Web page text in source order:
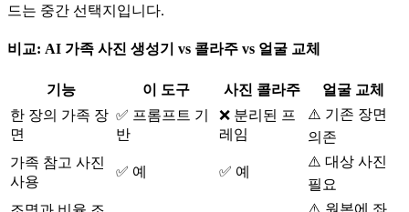
드는 중간 선택지입니다.
비교: AI 가족 사진 생성기 vs 콜라주 vs 얼굴 교체
기능 이 도구 사진 콜라주
얼굴 교체
한 장의 가족 장
면
✅ 프롬프트 기
반
❌ 분리된 프
레임
⚠️ 기존 장면
의존
가족 참고 사진
사용
✅ 예 ✅ 예
⚠️ 대상 사진
필요
⚠️ 원본에 좌